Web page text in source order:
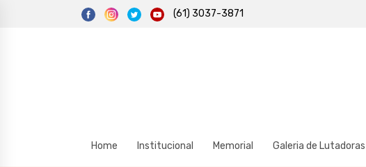
(61) 3037-3871
Home Institucional Memorial Galeria de Lutadoras